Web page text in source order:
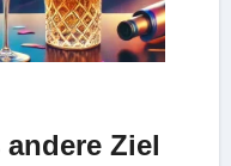
andere Ziel